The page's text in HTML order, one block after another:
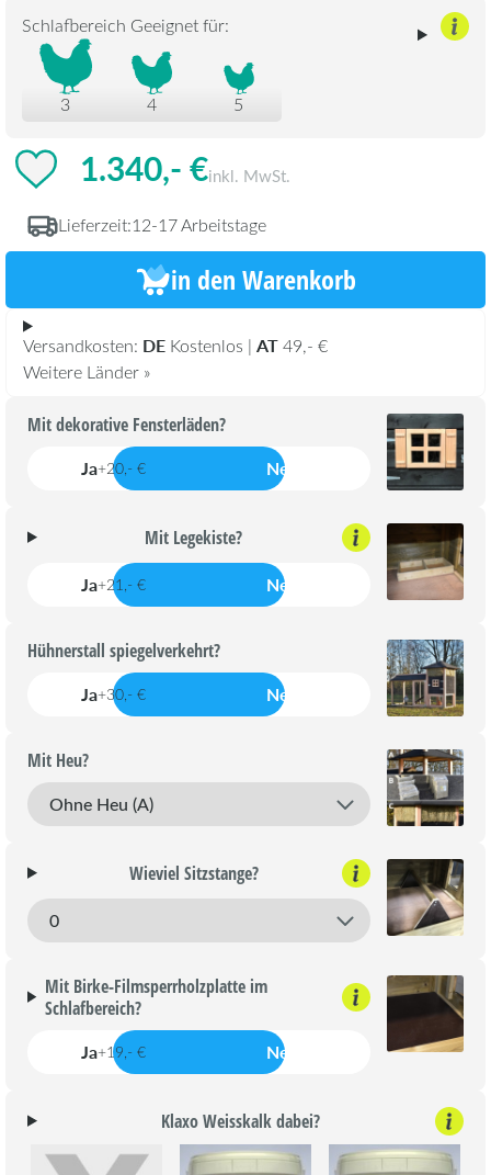
Schlafbereich Geeignet für:
3 4 5
1.340,- €inkl. MwSt.
Lieferzeit:12-17 Arbeitstage
in den Warenkorb
Versandkosten: DE Kostenlos | AT49,- €
Weitere Länder »
Mit dekorative Fensterläden?
Ja+20,- € Nein
Mit Legekiste?
Ja+21,- € Nein
Hühnerstall spiegelverkehrt?
Ja+30,- € Nein
Mit Heu?
Wieviel Sitzstange?
Mit Birke-Filmsperrholzplatte im
Schlafbereich?
Ja+19,- € Nein
Klaxo Weisskalk dabei?